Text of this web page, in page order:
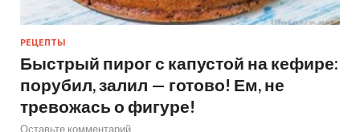
РЕЦЕПТЫ
Быстрый пирог с капустой на кефире:
порубил, залил — готово! Ем, не
тревожась о фигуре!
Оставьте комментарий